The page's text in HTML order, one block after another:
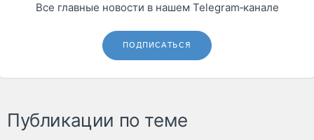
Все главные новости в нашем Telegram‑канале
ПОДПИСАТЬСЯ
Публикации по теме